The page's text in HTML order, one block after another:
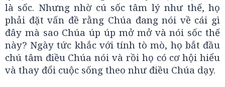
là sốc. Nhưng nhờ cú sốc tâm lý như thế, họ
phải đặt vấn đề rằng Chúa đang nói về cái gì
đây mà sao Chúa úp úp mở mở và nói sốc thế
này? Ngày tức khắc với tính tò mò, họ bắt đầu
chú tâm điều Chúa nói và rồi họ có cơ hội hiểu
và thay đổi cuộc sống theo như điều Chúa dạy.